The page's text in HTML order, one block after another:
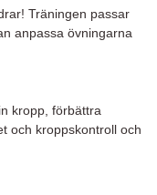
Träningen passar
anpassa övningarna
kropp, förbättra
och kroppskontroll och